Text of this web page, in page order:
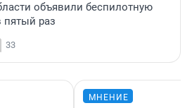
объявили беспилотную
пятый раз
33
МНЕНИЕ